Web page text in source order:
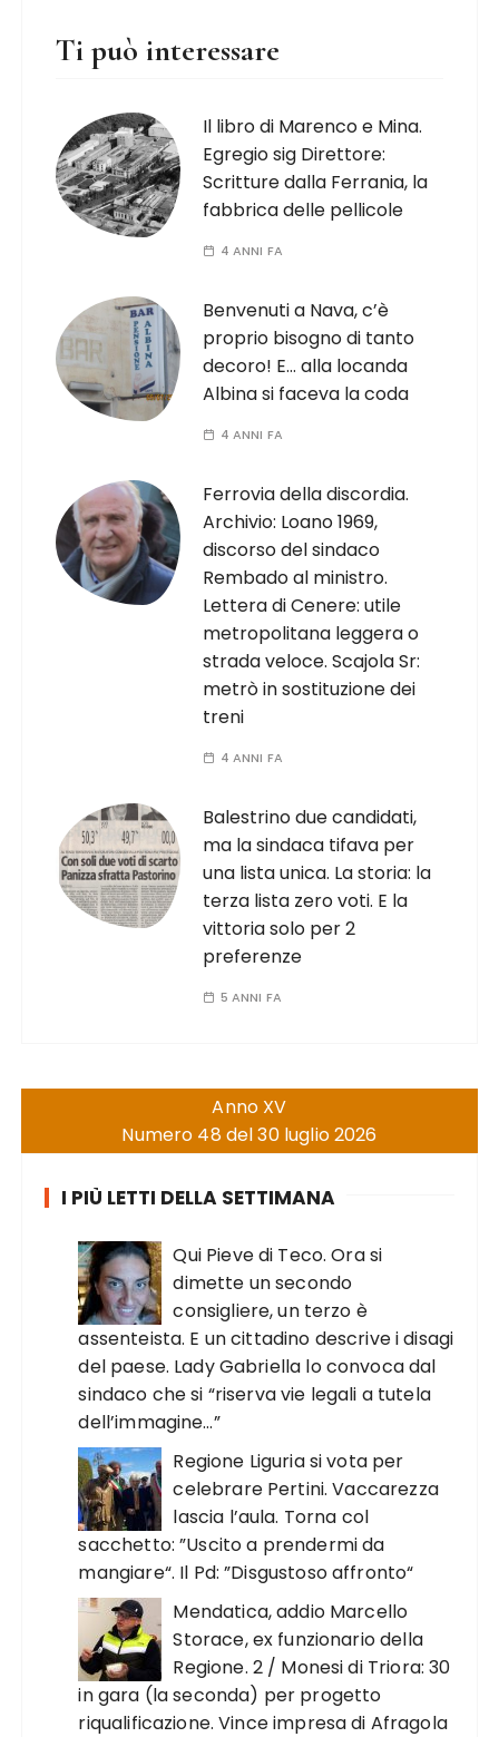
Ti può interessare
Il libro di Marenco e Mina.
Egregio sig Direttore:
Scritture dalla Ferrania, la
fabbrica delle pellicole
4 ANNI FA
Benvenuti a Nava, c’è
proprio bisogno di tanto
decoro! E… alla locanda
Albina si faceva la coda
4 ANNI FA
Ferrovia della discordia.
Archivio: Loano 1969,
discorso del sindaco
Rembado al ministro.
Lettera di Cenere: utile
metropolitana leggera o
strada veloce. Scajola Sr:
metrò in sostituzione dei
treni
4 ANNI FA
Balestrino due candidati,
ma la sindaca tifava per
una lista unica. La storia: la
terza lista zero voti. E la
vittoria solo per 2
preferenze
5 ANNI FA
Anno XV
Numero 48 del 30 luglio 2026
I PIÙ LETTI DELLA SETTIMANA
Qui Pieve di Teco. Ora si
dimette un secondo
consigliere, un terzo è
assenteista. E un cittadino descrive i disagi
del paese. Lady Gabriella lo convoca dal
sindaco che si “riserva vie legali a tutela
dell’immagine…”
Regione Liguria si vota per
celebrare Pertini. Vaccarezza
lascia l’aula. Torna col
sacchetto: ”Uscito a prendermi da
mangiare“. Il Pd: ”Disgustoso affronto“
Mendatica, addio Marcello
Storace, ex funzionario della
Regione. 2 / Monesi di Triora: 30
in gara (la seconda) per progetto
riqualificazione. Vince impresa di Afragola